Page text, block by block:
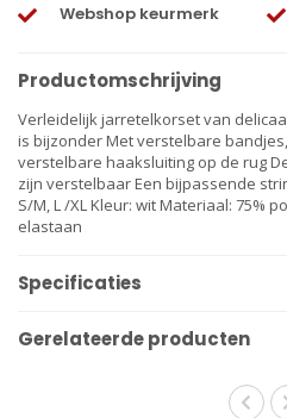
Webshop keurmerk
Productomschrijving
Verleidelijk jarretelkorset van
is bijzonder Met verstelbare
verstelbare haaksluiting op de rug
zijn verstelbaar Een bijpassende
S/M, L /XL Kleur: wit Materiaal: 75%
elastaan
Specificaties
Gerelateerde producten